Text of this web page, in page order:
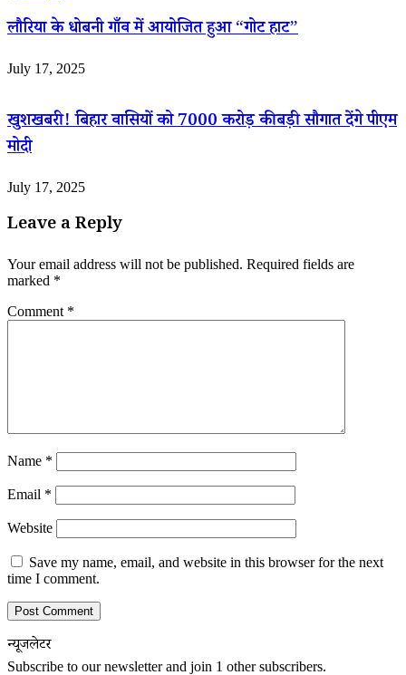
लौरिया के धोबनी गाँव में आयोजित हुआ “गोट हाट”
July 17, 2025
खुशखबरी! बिहार वासियों को 7000 करोड़ की बड़ी सौगात देंगे पीएम
मोदी
July 17, 2025
Leave a Reply
Your email address will not be published. Required fields are
marked *
Comment *
Name *
Email *
Website
Save my name, email, and website in this browser for the next
time I comment.
न्यूजलेटर
Subscribe to our newsletter and join 1 other subscribers.